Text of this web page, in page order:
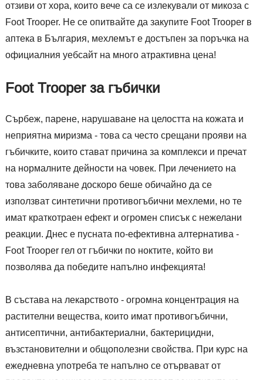
отзиви от хора, които вече са се излекували от микоза с
Foot Trooper. Не се опитвайте да закупите Foot Trooper в
аптека в България, мехлемът е достъпен за поръчка на
официалния уебсайт на много атрактивна цена!
Foot Trooper за гъбички
Сърбеж, парене, нарушаване на целостта на кожата и
неприятна миризма - това са често срещани прояви на
гъбичките, които стават причина за комплекси и пречат
на нормалните дейности на човек. При лечението на
това заболяване доскоро беше обичайно да се
използват синтетични противогъбични мехлеми, но те
имат краткотраен ефект и огромен списък с нежелани
реакции. Днес е пусната по-ефективна алтернатива -
Foot Trooper гел от гъбички по ноктите, който ви
позволява да победите напълно инфекцията!
В състава на лекарството - огромна концентрация на
растителни вещества, които имат противогъбични,
антисептични, антибактериални, бактерицидни,
възстановителни и общополезни свойства. При курс на
ежедневна употреба те напълно се отървават от